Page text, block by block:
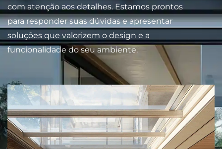
com atenção aos detalhes. Estamos prontos
para responder suas dúvidas e apresentar
soluções que valorizem o design e a
funcionalidade do seu ambiente.